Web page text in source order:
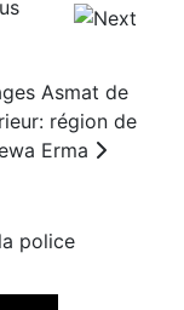
Asmat de
région de
Erma
police